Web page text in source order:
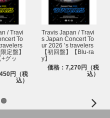
/ Travi
To
定盤】
+グッ
円（税
込）
Travis Japan / Travi
s Japan Concert To
ur 2026 ’s travelers
【初回盤】【Blu-ra
y】
価格：7,270円（税
込）